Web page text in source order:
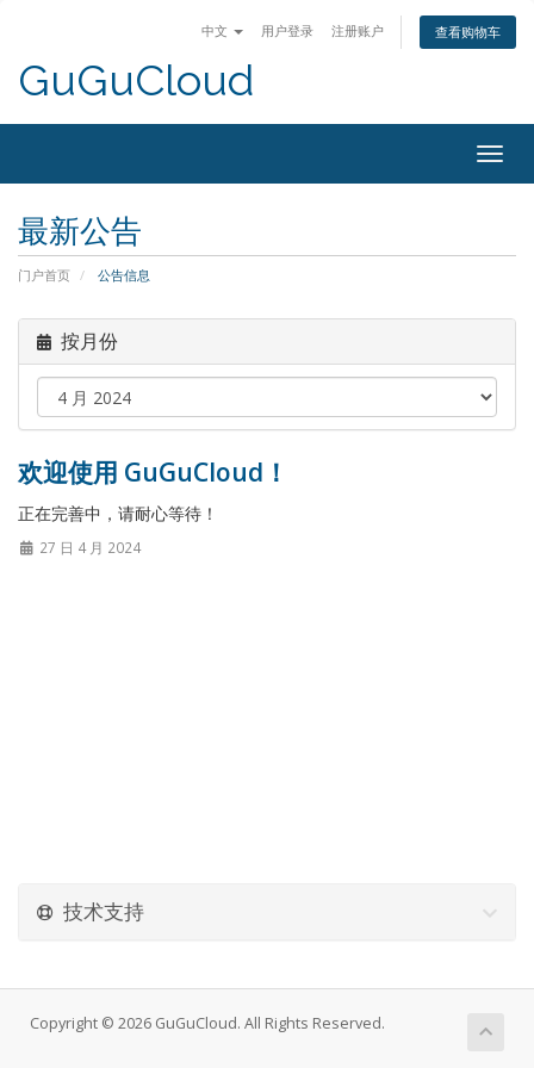
中文 用户登录 注册账户 查看购物车
GuGuCloud
最新公告
门户首页 公告信息
按月份
欢迎使用 GuGuCloud！
正在完善中，请耐心等待！
27 日 4 月 2024
技术支持
Copyright © 2026 GuGuCloud. All Rights Reserved.